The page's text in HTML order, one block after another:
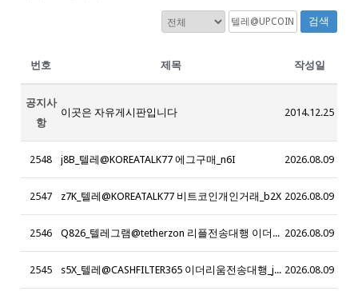
검색
번호 제목 작성일
공지사
항
이곳은 자유게시판입니다 2014.12.25
2548 j8B_텔레@KOREATALK77 에그구매_n6I 2026.08.09
2547 z7K_텔레@KOREATALK77 비트코인개인거래_b2X 2026.08.09
2546 Q826_텔레그램@tetherzon 리플전송대행 이더리움삽니다 트론삽니다 리플삽니다 이더리움매입 테더코인매입 리플매입 테더매입 테더현금화 2026.08.09
2545 s5X_텔레@CASHFILTER365 이더리움전송대행_j2Z 2026.08.09